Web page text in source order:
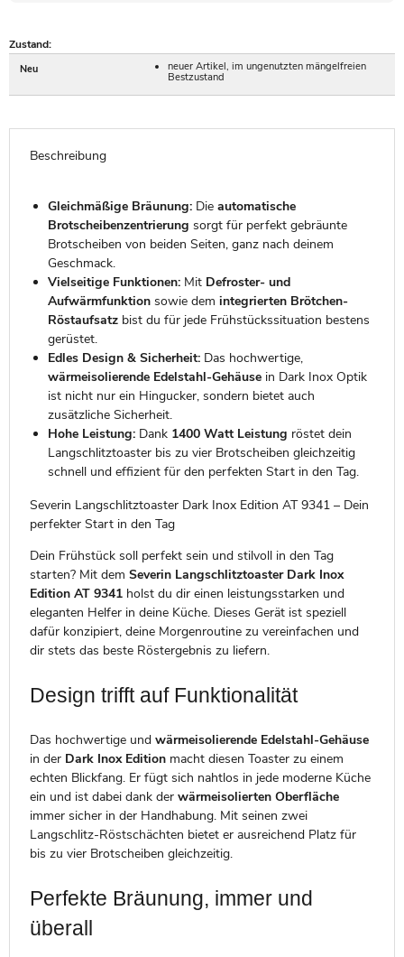
Zustand:
Neu
neuer Artikel, im ungenutzten mängelfreien
Bestzustand
Beschreibung
Gleichmäßige Bräunung:Die automatische
Brotscheibenzentrierung sorgt für perfekt gebräunte
Brotscheiben von beiden Seiten, ganz nach deinem
Geschmack.
Vielseitige Funktionen:Mit Defroster- und
Aufwärmfunktionsowie dem integrierten Brötchen-
Röstaufsatzbist du für jede Frühstückssituation bestens
gerüstet.
Edles Design & Sicherheit:Das hochwertige,
wärmeisolierende Edelstahl-Gehäusein Dark Inox Optik
ist nicht nur ein Hingucker, sondern bietet auch
zusätzliche Sicherheit.
Hohe Leistung:Dank 1400 Watt Leistung röstet dein
Langschlitztoaster bis zu vier Brotscheiben gleichzeitig
schnell und effizient für den perfekten Start in den Tag.
Severin Langschlitztoaster Dark Inox Edition AT 9341 – Dein
perfekter Start in den Tag
Dein Frühstück soll perfekt sein und stilvoll in den Tag
starten? Mit dem Severin Langschlitztoaster Dark Inox
Edition AT 9341holst du dir einen leistungsstarken und
eleganten Helfer in deine Küche. Dieses Gerät ist speziell
dafür konzipiert, deine Morgenroutine zu vereinfachen und
dir stets das beste Röstergebnis zu liefern.
Design trifft auf Funktionalität
Das hochwertige und wärmeisolierende Edelstahl-Gehäuse
in der Dark Inox Editionmacht diesen Toaster zu einem
echten Blickfang. Er fügt sich nahtlos in jede moderne Küche
ein und ist dabei dank der wärmeisolierten Oberfläche
immer sicher in der Handhabung. Mit seinen zwei
Langschlitz-Röstschächten bietet er ausreichend Platz für
bis zu vier Brotscheiben gleichzeitig.
Perfekte Bräunung, immer und
überall